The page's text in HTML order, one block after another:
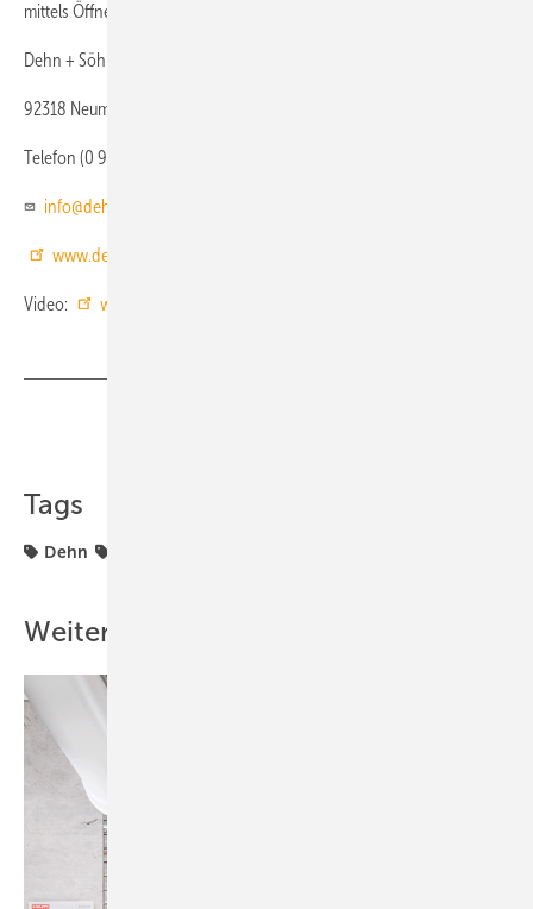
mittels Öffnerkontakt gemeldet werden.
Dehn + Söhne
92318 Neumarkt
Telefon (0 91 81) 90 60
info@dehn.de
www.dehn.de
Video: www.bit.ly/tga1048
Tags
Dehn
Weitere Inhalte